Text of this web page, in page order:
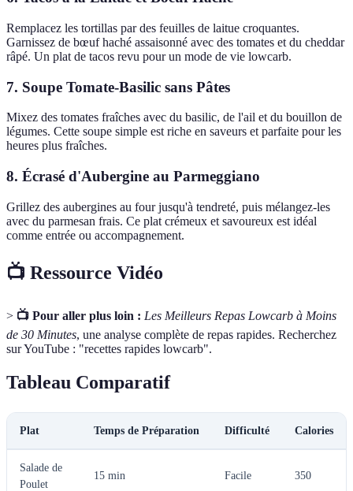
Remplacez les tortillas par des feuilles de laitue croquantes.
Garnissez de bœuf haché assaisonné avec des tomates et du cheddar
râpé. Un plat de tacos revu pour un mode de vie lowcarb.
7. Soupe Tomate-Basilic sans Pâtes
Mixez des tomates fraîches avec du basilic, de l'ail et du bouillon de
légumes. Cette soupe simple est riche en saveurs et parfaite pour les
heures plus fraîches.
8. Écrasé d'Aubergine au Parmeggiano
Grillez des aubergines au four jusqu'à tendreté, puis mélangez-les
avec du parmesan frais. Ce plat crémeux et savoureux est idéal
comme entrée ou accompagnement.
📺 Ressource Vidéo
> 📺 Pour aller plus loin : Les Meilleurs Repas Lowcarb à Moins
de 30 Minutes, une analyse complète de repas rapides. Recherchez
sur YouTube : "recettes rapides lowcarb".
Tableau Comparatif
Plat Temps de Préparation Difficulté Calories
Salade de
Poulet
15 min Facile 350